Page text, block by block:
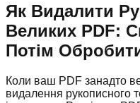
Як Видалити
Великих PDF:
Потім
Коли ваш PDF занадто
видалення рукописного